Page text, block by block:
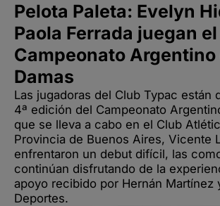
Pelota Paleta: Evelyn
Paola Ferrada juegan
Campeonato Argentino
Damas
Las jugadoras del Club Typac están
4ª edición del Campeonato
que se lleva a cabo en el Club
Provincia de Buenos Aires, Vicente
enfrentaron un debut difícil, las
continúan disfrutando de la
apoyo recibido por Hernán Martínez
Deportes.